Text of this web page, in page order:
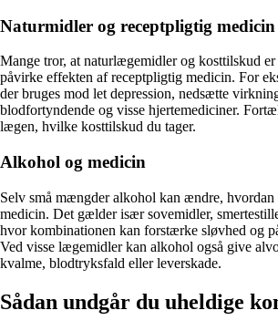
Naturmidler og receptpligtig medicin
Mange tror, at naturlægemidler og kosttilskud er
påvirke effekten af receptpligtig medicin. For
der bruges mod let depression, nedsætte
blodfortyndende og visse hjertemediciner.
lægen, hvilke kosttilskud du tager.
Alkohol og medicin
Selv små mængder alkohol kan ændre,
medicin. Det gælder især sovemidler,
hvor kombinationen kan forstærke sløvhed og
Ved visse lægemidler kan alkohol også give
kvalme, blodtryksfald eller leverskade.
Sådan undgår du uheldige